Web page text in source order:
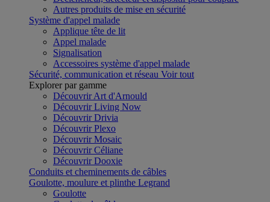
Autres produits de mise en sécurité
Système d'appel malade
Applique tête de lit
Appel malade
Signalisation
Accessoires système d'appel malade
Sécurité, communication et réseau Voir tout
Explorer par gamme
Découvrir Art d'Arnould
Découvrir Living Now
Découvrir Drivia
Découvrir Plexo
Découvrir Mosaic
Découvrir Céliane
Découvrir Dooxie
Conduits et cheminements de câbles
Goulotte, moulure et plinthe Legrand
Goulotte